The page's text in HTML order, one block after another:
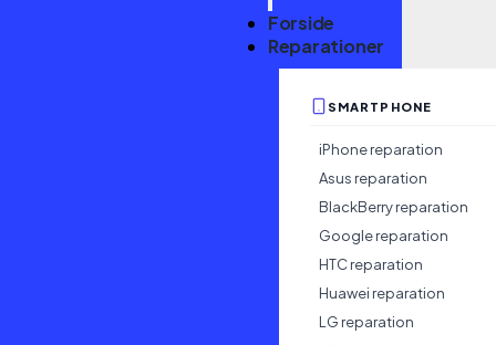
Forside
Reparationer
SMARTPHONE
iPhone reparation
Asus reparation
BlackBerry reparation
Google reparation
HTC reparation
Huawei reparation
LG reparation
En telefon, der pludselig ikke tænder efter et fald eller et møde med
vand, skaber sjældent kun irritation. For mange handler mobil
dataredning efter skade om billeder, MitID, arbejdsmails, noter,
kundeoplysninger og adgang til hverdagen. Derfor er de første timer
afgørende – ikke kun for selve enheden, men for chancen for at redde
Det vigtigste er at forstå, at dataredning og reparation ikke altid er det
samme. Nogle gange kan telefonen bringes helt tilbage i drift. Andre